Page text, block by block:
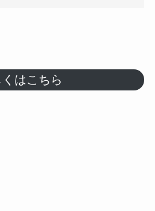
はこちら